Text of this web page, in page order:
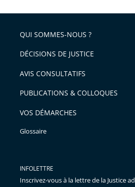
arriver
après
l'article
pour
avant
QUI SOMMES-NOUS ?
DÉCISIONS DE JUSTICE
AVIS CONSULTATIFS
PUBLICATIONS & COLLOQUES
VOS DÉMARCHES
Glossaire
INFOLETTRE
Inscrivez-vous à la lettre de la Justice